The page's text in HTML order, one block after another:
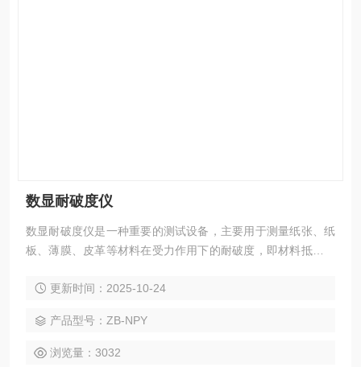
数显耐破度仪
数显耐破度仪是一种重要的测试设备，主要用于测量纸张、纸
板、薄膜、皮革等材料在受力作用下的耐破度，即材料抵抗外
更新时间：2025-10-24
产品型号：ZB-NPY
浏览量：3032